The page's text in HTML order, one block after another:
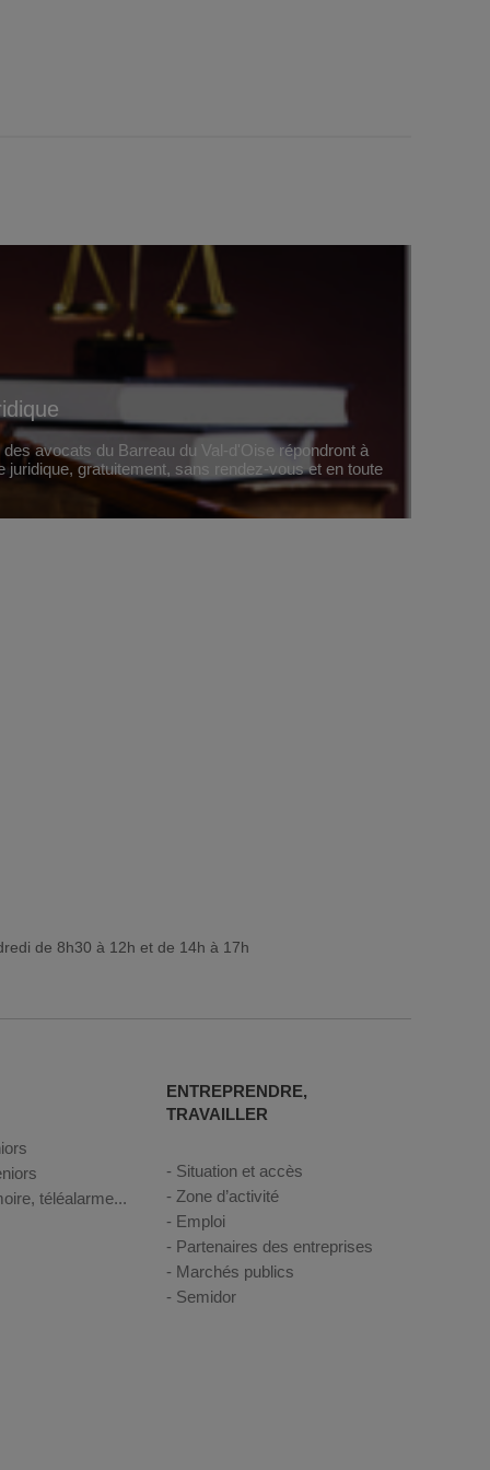
avocats du Barreau du Val-d'Oise répondront à
juridique, gratuitement, sans rendez-vous et en toute
de 8h30 à 12h et de 14h à 17h
téléalarme...
ENTREPRENDRE,
TRAVAILLER
Situation et accès
Zone d’activité
Emploi
Partenaires des entreprises
Marchés publics
Semidor